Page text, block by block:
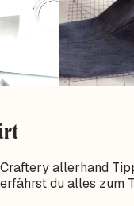
allerhand
du alles zum